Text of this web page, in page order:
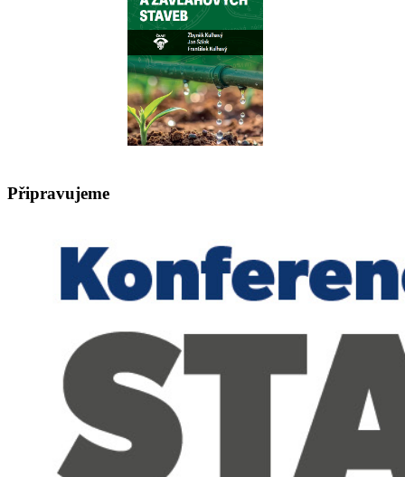
Připravujeme